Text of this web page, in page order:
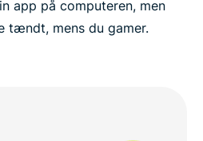
app på computeren, men
tændt, mens du gamer.